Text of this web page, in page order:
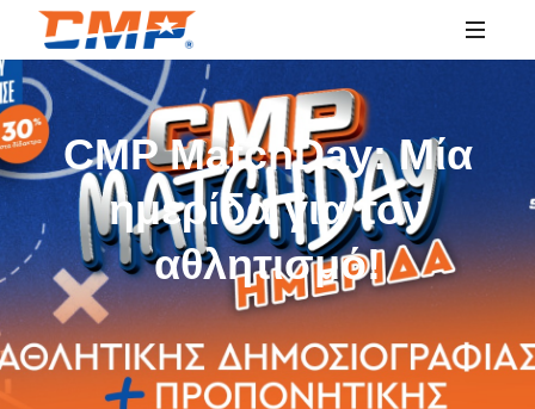
SPORTS
EDUCATION
CMP MatchDay: Μία
ημερίδα για τον
αθλητισμό!